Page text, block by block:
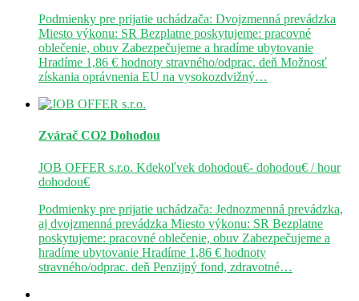
Podmienky pre prijatie uchádzača: Dvojzmenná prevádzka
Miesto výkonu: SR Bezplatne poskytujeme: pracovné
oblečenie, obuv Zabezpečujeme a hradíme ubytovanie
Hradíme 1,86 € hodnoty stravného/odprac. deň Možnosť
získania oprávnenia EU na vysokozdvižný…
Zvárač CO2 Dohodou
JOB OFFER s.r.o. Kdekoľvek dohodou€- dohodou€ / hour
dohodou€
Podmienky pre prijatie uchádzača: Jednozmenná prevádzka,
aj dvojzmenná prevádzka Miesto výkonu: SR Bezplatne
poskytujeme: pracovné oblečenie, obuv Zabezpečujeme a
hradíme ubytovanie Hradíme 1,86 € hodnoty
stravného/odprac. deň Penzijný fond, zdravotné…